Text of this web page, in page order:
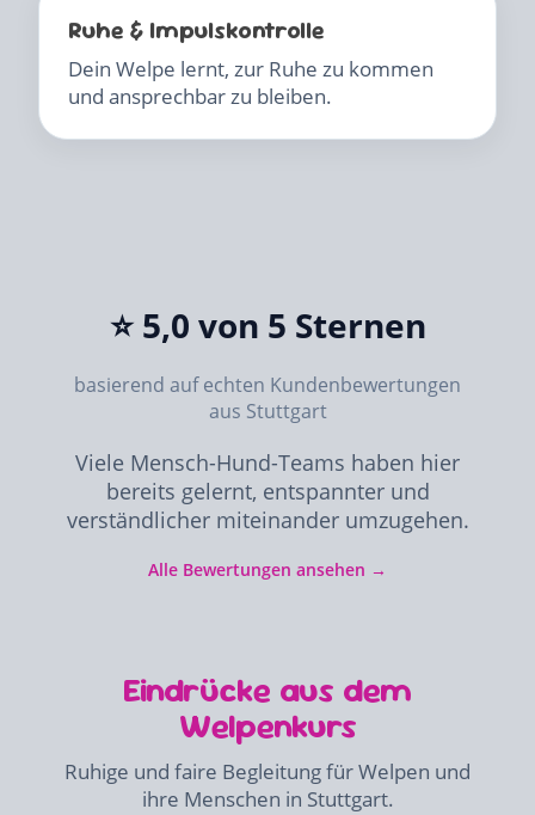
Ruhe & Impulskontrolle
Dein Welpe lernt, zur Ruhe zu kommen
und ansprechbar zu bleiben.
⭐ 5,0 von 5 Sternen
basierend auf echten Kundenbewertungen
aus Stuttgart
Viele Mensch-Hund-Teams haben hier
bereits gelernt, entspannter und
verständlicher miteinander umzugehen.
Alle Bewertungen ansehen →
Eindrücke aus dem
Welpenkurs
Ruhige und faire Begleitung für Welpen und
ihre Menschen in Stuttgart.